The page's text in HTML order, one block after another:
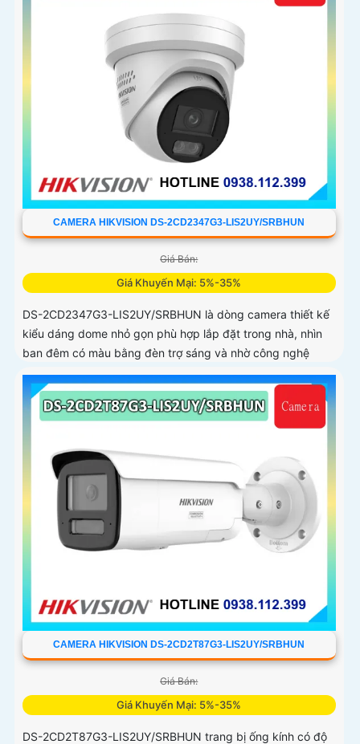
CAMERA HIKVISION DS-2CD2347G3-LIS2UY/SRBHUN
Giá Bán:
Giá Khuyến Mại: 5%-35%
DS-2CD2347G3-LIS2UY/SRBHUN là dòng camera thiết kế
kiểu dáng dome nhỏ gọn phù hợp lắp đặt trong nhà, nhìn
ban đêm có màu bằng đèn trợ sáng và nhờ công nghệ
ColorVU HikAI-ISP, có tính năng AI giúp nhận diện người và
phương tiện, tích hợp micro kép
CAMERA HIKVISION DS-2CD2T87G3-LIS2UY/SRBHUN
Giá Bán:
Giá Khuyến Mại: 5%-35%
DS-2CD2T87G3-LIS2UY/SRBHUN trang bị ống kính có độ